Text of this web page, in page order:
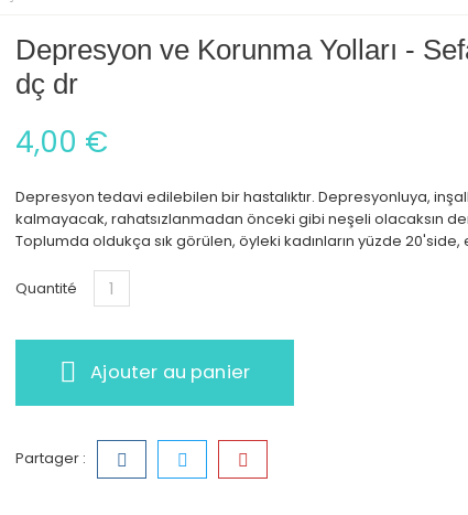
Depresyon ve Korunma Yolları -
dç dr
4,00 €
Depresyon tedavi edilebilen bir hastalıktır. Depresyonluya,
kalmayacak, rahatsızlanmadan önceki gibi neşeli olacaksın
Toplumda oldukça sık görülen, öyleki kadınların yüzde 20'side,
Quantité
Ajouter au panier
Partager :